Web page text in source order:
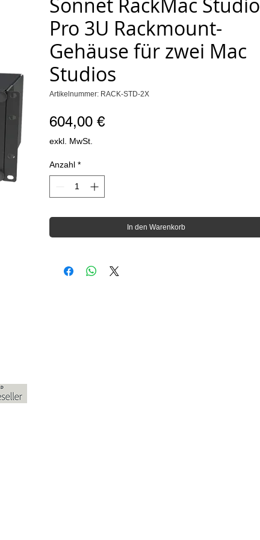
Sonnet RackMac Studio
Pro 3U Rackmount-
Gehäuse für zwei Mac
Studios
Artikelnummer: RACK-STD-2X
604,00 €Preis
exkl. MwSt.
Anzahl *
In den Warenkorb